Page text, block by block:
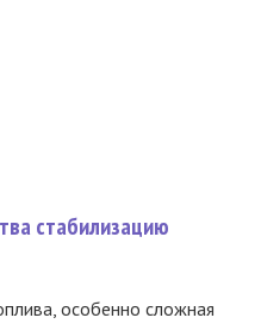
стабилизацию
особенно сложная